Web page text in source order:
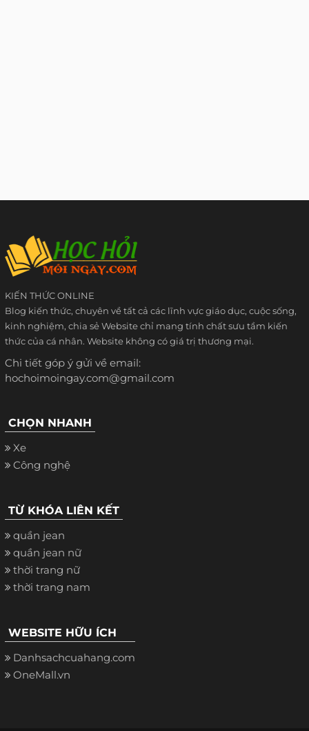
KIẾN THỨC ONLINE
Blog kiến thức, chuyên về tất cả các lĩnh vực giáo dục, cuộc sống,
kinh nghiệm, chia sẻ Website chỉ mang tính chất sưu tầm kiến
thức của cá nhân. Website không có giá trị thương mại.
Chi tiết góp ý gửi về email:
hochoimoingay.com@gmail.com
CHỌN NHANH
Xe
Công nghệ
TỪ KHÓA LIÊN KẾT
quần jean
quần jean nữ
thời trang nữ
thời trang nam
WEBSITE HỮU ÍCH
Danhsachcuahang.com
OneMall.vn